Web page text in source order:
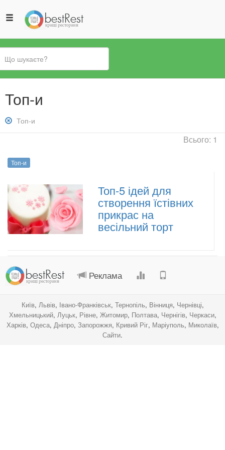
Ви
єТоп-и
Зняти
фільтр:
Топ-и
Всього: 1
Топ-и
Топ-5 ідей для
створення їстівних
прикрас на
весільний торт
Реклама
Київ, Львів, Івано-Франківськ, Тернопіль, Вінниця, Чернівці,
Хмельницький, Луцьк, Рівне, Житомир, Полтава, Чернігів, Черкаси,
Харків, Одеса, Дніпро, Запорожжя, Кривий Ріг, Маріуполь, Миколаїв,
Сайти.